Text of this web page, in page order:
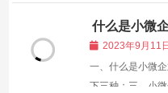
一般纳税人的特
额。小规模纳税
税小编向...
什么是小微
么）2023年9月11日
一、什么是小微
下三种：三、小